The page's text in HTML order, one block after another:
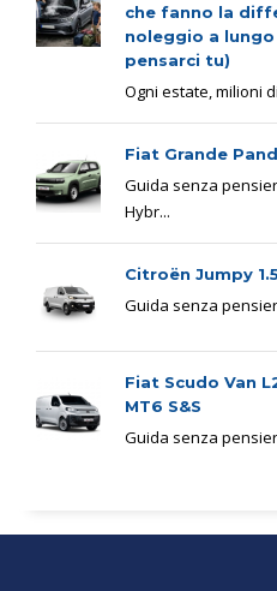
che fanno la
noleggio a
pensarci tu)
Ogni estate, milioni
Fiat Grande
Guida senza
Hybr...
Citroën Jumpy
Guida senza
Fiat Scudo Van
MT6 S&S
Guida senza